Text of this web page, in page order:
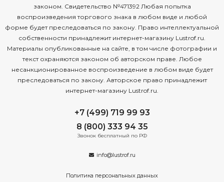
законом. Свидетельство №471392 Любая попытка
воспроизведения торгового знака в любом виде и любой
форме будет преследоваться по закону. Право интеллектуальной
собственности принадлежит интернет-магазину Lustrof.ru.
Материалы опубликованные на сайте, в том числе фотографии и
текст охраняются законом об авторском праве. Любое
несанкционированное воспроизведение в любом виде будет
преследоваться по закону. Авторское право принадлежит
интернет-магазину Lustrof.ru.
+7 (499) 719 99 93
8 (800) 333 94 35
Звонок бесплатный по РФ
info@lustrof.ru
Политика персональных данных